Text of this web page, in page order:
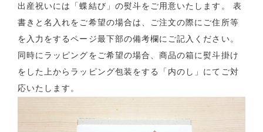
出産祝いには「蝶結び」の熨斗をご用意いたします。
表
書きと名入れをご希望の場合は、ご注文の際にご住所等
を入力をするページ最下部の備考欄にご記入ください。
同時にラッピングをご希望の場合、商品の箱に熨斗掛け
をした上からラッピング包装をする「内のし」にてご対
応いたします。